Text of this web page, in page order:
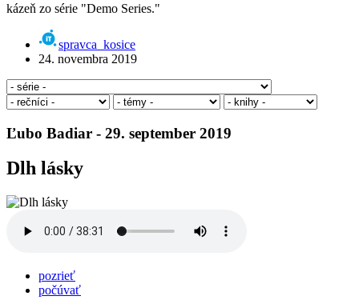
kázeň zo série "Demo Series."
spravca_kosice
24. novembra 2019
Ľubo Badiar - 29. september 2019
Dlh lásky
pozrieť
počúvať